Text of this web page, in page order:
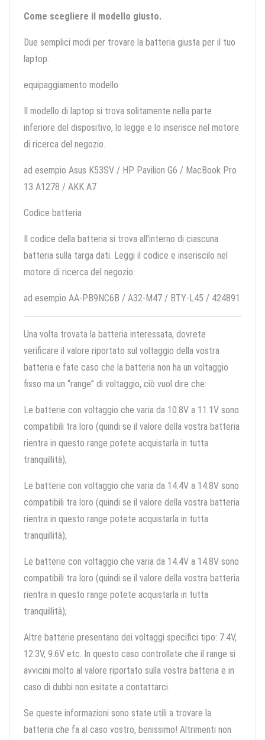
Come scegliere il modello giusto.
Due semplici modi per trovare la batteria giusta per il tuo
laptop.
equipaggiamento modello
Il modello di laptop si trova solitamente nella parte
inferiore del dispositivo, lo legge e lo inserisce nel motore
di ricerca del negozio.
ad esempio Asus K53SV / HP Pavilion G6 / MacBook Pro
13 A1278 / AKK A7
Codice batteria
Il codice della batteria si trova all'interno di ciascuna
batteria sulla targa dati. Leggi il codice e inseriscilo nel
motore di ricerca del negozio.
ad esempio AA-PB9NC6B / A32-M47 / BTY-L45 / 424891
Una volta trovata la batteria interessata, dovrete
verificare il valore riportato sul voltaggio della vostra
batteria e fate caso che la batteria non ha un voltaggio
fisso ma un “range” di voltaggio, ciò vuol dire che:
Le batterie con voltaggio che varia da 10.8V a 11.1V sono
compatibili tra loro (quindi se il valore della vostra batteria
rientra in questo range potete acquistarla in tutta
tranquillità);
Le batterie con voltaggio che varia da 14.4V a 14.8V sono
compatibili tra loro (quindi se il valore della vostra batteria
rientra in questo range potete acquistarla in tutta
tranquillità);
Le batterie con voltaggio che varia da 14.4V a 14.8V sono
compatibili tra loro (quindi se il valore della vostra batteria
rientra in questo range potete acquistarla in tutta
tranquillità);
Altre batterie presentano dei voltaggi specifici tipo: 7.4V,
12.3V, 9.6V etc. In questo caso controllate che il range si
avvicini molto al valore riportato sulla vostra batteria e in
caso di dubbi non esitate a contattarci.
Se queste informazioni sono state utili a trovare la
batteria che fa al caso vostro, benissimo! Altrimenti non